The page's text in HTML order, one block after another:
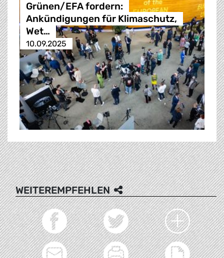
Grünen/EFA fordern:
Ankündigungen für Klimaschutz,
Wet…
10.09.2025
WEITEREMPFEHLEN